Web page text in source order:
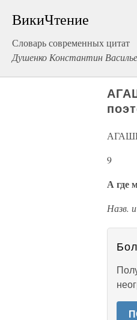
ВикиЧтение
Словарь современных цитат
Душенко Константин
9
А где
Назв.